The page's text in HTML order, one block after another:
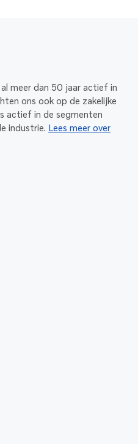
meer dan 50 jaar actief in
ons ook op de zakelijke
actief in de segmenten
industrie. Lees meer over